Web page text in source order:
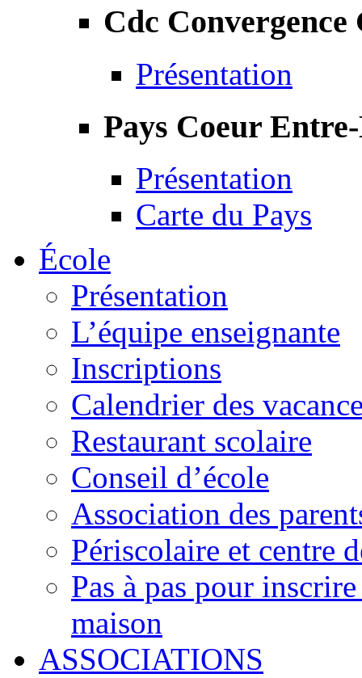
Cdc Convergence
Présentation
Pays Coeur
Présentation
Carte du Pays
École
Présentation
L’équipe enseignante
Inscriptions
Calendrier des
Restaurant scolaire
Conseil d’école
Association des
Périscolaire et centre
Pas à pas pour
maison
ASSOCIATIONS